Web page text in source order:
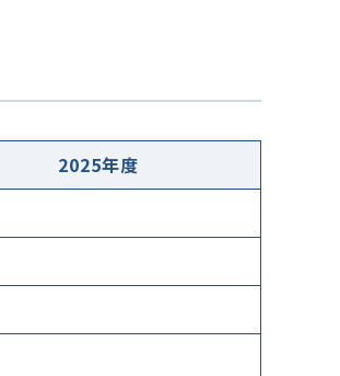
2025年度